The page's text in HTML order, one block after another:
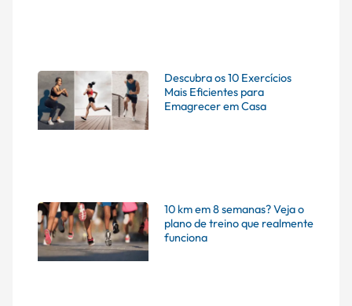
Descubra os 10 Exercícios
Mais Eficientes para
Emagrecer em Casa
10 km em 8 semanas? Veja o
plano de treino que realmente
funciona